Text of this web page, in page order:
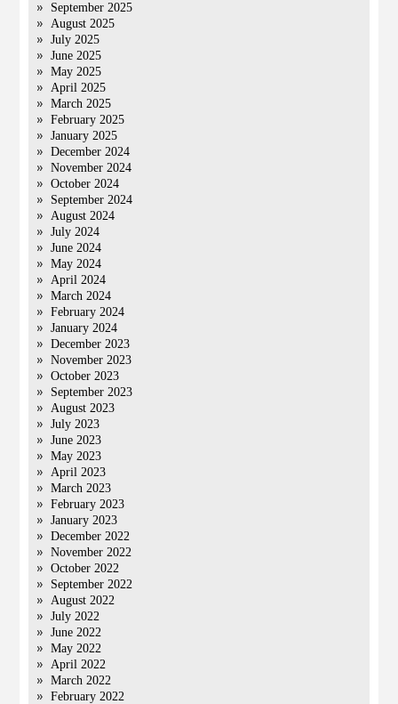
September 2025
August 2025
July 2025
June 2025
May 2025
April 2025
March 2025
February 2025
January 2025
December 2024
November 2024
October 2024
September 2024
August 2024
July 2024
June 2024
May 2024
April 2024
March 2024
February 2024
January 2024
December 2023
November 2023
October 2023
September 2023
August 2023
July 2023
June 2023
May 2023
April 2023
March 2023
February 2023
January 2023
December 2022
November 2022
October 2022
September 2022
August 2022
July 2022
June 2022
May 2022
April 2022
March 2022
February 2022